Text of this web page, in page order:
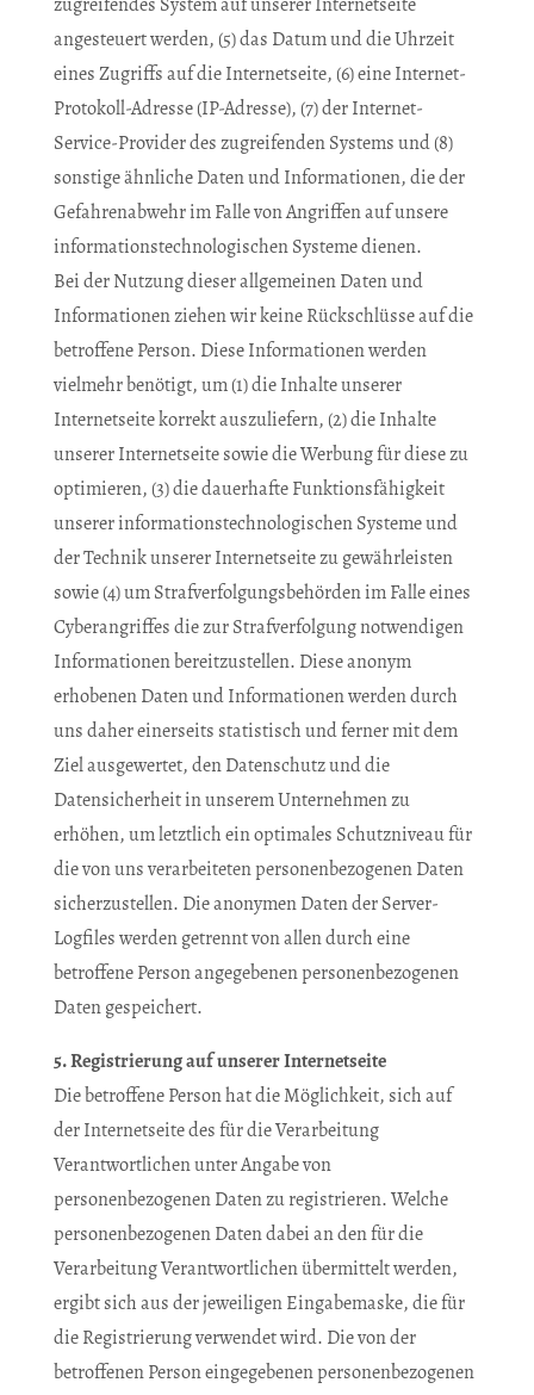
angesteuert werden, (5) das Datum und die Uhrzeit
eines Zugriffs auf die Internetseite, (6) eine Internet-
Protokoll-Adresse (IP-Adresse), (7) der Internet-
Service-Provider des zugreifenden Systems und (8)
sonstige ähnliche Daten und Informationen, die der
Gefahrenabwehr im Falle von Angriffen auf unsere
informationstechnologischen Systeme dienen.
Bei der Nutzung dieser allgemeinen Daten und
Informationen ziehen wir keine Rückschlüsse auf die
betroffene Person. Diese Informationen werden
vielmehr benötigt, um (1) die Inhalte unserer
Internetseite korrekt auszuliefern, (2) die Inhalte
unserer Internetseite sowie die Werbung für diese zu
optimieren, (3) die dauerhafte Funktionsfähigkeit
unserer informationstechnologischen Systeme und
der Technik unserer Internetseite zu gewährleisten
sowie (4) um Strafverfolgungsbehörden im Falle eines
Cyberangriffes die zur Strafverfolgung notwendigen
Informationen bereitzustellen. Diese anonym
erhobenen Daten und Informationen werden durch
uns daher einerseits statistisch und ferner mit dem
Ziel ausgewertet, den Datenschutz und die
Datensicherheit in unserem Unternehmen zu
erhöhen, um letztlich ein optimales Schutzniveau für
die von uns verarbeiteten personenbezogenen Daten
sicherzustellen. Die anonymen Daten der Server-
Logfiles werden getrennt von allen durch eine
betroffene Person angegebenen personenbezogenen
Daten gespeichert.
5. Registrierung auf unserer Internetseite
Die betroffene Person hat die Möglichkeit, sich auf
der Internetseite des für die Verarbeitung
Verantwortlichen unter Angabe von
personenbezogenen Daten zu registrieren. Welche
personenbezogenen Daten dabei an den für die
Verarbeitung Verantwortlichen übermittelt werden,
ergibt sich aus der jeweiligen Eingabemaske, die für
die Registrierung verwendet wird. Die von der
betroffenen Person eingegebenen personenbezogenen